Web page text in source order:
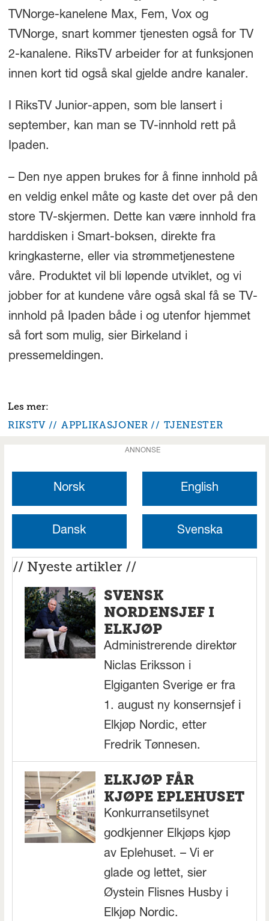
TVNorge-kanelene Max, Fem, Vox og
TVNorge, snart kommer tjenesten også for TV
2-kanalene. RiksTV arbeider for at funksjonen
innen kort tid også skal gjelde andre kanaler.
I RiksTV Junior-appen, som ble lansert i
september, kan man se TV-innhold rett på
Ipaden.
– Den nye appen brukes for å finne innhold på
en veldig enkel måte og kaste det over på den
store TV-skjermen. Dette kan være innhold fra
harddisken i Smart-boksen, direkte fra
kringkasterne, eller via strømmetjenestene
våre. Produktet vil bli løpende utviklet, og vi
jobber for at kundene våre også skal få se TV-
innhold på Ipaden både i og utenfor hjemmet
så fort som mulig, sier Birkeland i
pressemeldingen.
RIKSTV APPLIKASJONER TJENESTER
ANNONSE
Norsk English
Dansk Svenska
// Nyeste artikler //
SVENSK
NORDENSJEF I
ELKJØP
Administrerende direktør
Niclas Eriksson i
Elgiganten Sverige er fra
1. august ny konsernsjef i
Elkjøp Nordic, etter
Fredrik Tønnesen.
ELKJØP FÅR
KJØPE EPLEHUSET
Konkurransetilsynet
godkjenner Elkjøps kjøp
av Eplehuset. – Vi er
glade og lettet, sier
Øystein Flisnes Husby i
Elkjøp Nordic.